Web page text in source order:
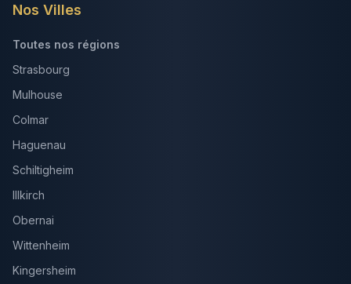
Nos Villes
Toutes nos régions
Strasbourg
Mulhouse
Colmar
Haguenau
Schiltigheim
Illkirch
Obernai
Wittenheim
Kingersheim